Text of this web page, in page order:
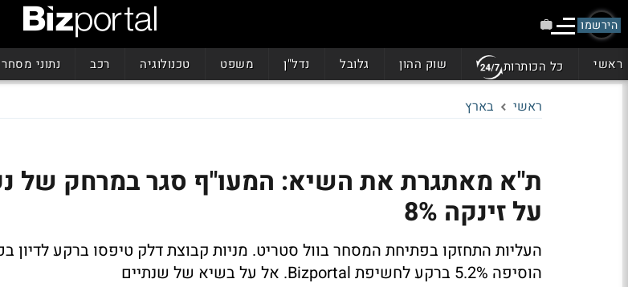
הירשמו
ראשי כל הכותרות שוק ההון גלובל נדל"ן משפט טכנולוגיה רכב נתוני מסחר
ראשי בארץ
ת"א מאתגרת את השיא: המעו"ף סגר במרחק של
על זינקה 8%
העליות התחזקו בפתיחת המסחר בוול סטריט. מניות קבוצת דלק טיפסו ברקע לדיון
הוסיפה 5.2% ברקע לחשיפת Bizportal. אל על בשיא של שנתיים